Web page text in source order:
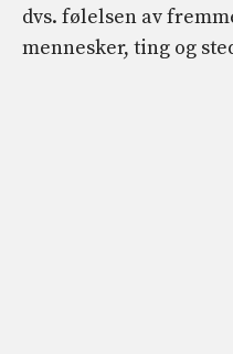
dvs. følelsen av
mennesker, ting og